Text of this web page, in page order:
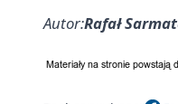
Autor:Rafał